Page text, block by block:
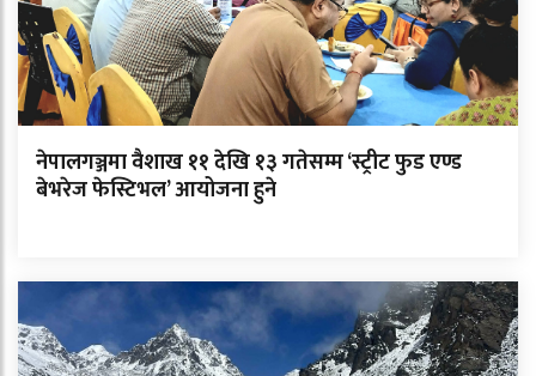
नेपालगञ्जमा वैशाख ११ देखि १३ गतेसम्म ‘स्ट्रीट फुड एण्ड
बेभरेज फेस्टिभल’ आयोजना हुने